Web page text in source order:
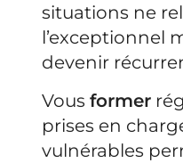
situations ne
l’exceptionnel
devenir
Vous former
prises en
vulnérables